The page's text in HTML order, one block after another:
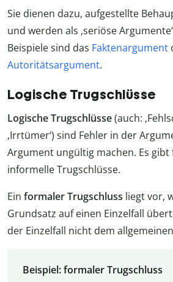
Sie dienen dazu, aufgestellte
und werden als ‚seriöse
Beispiele sind das Faktenargument
Autoritätsargument.
Logische Trugschlüsse
Logische Trugschlüsse(auch:
‚Irrtümer‘) sind Fehler in der
Argument ungültig machen. Es
informelle Trugschlüsse.
Ein formaler Trugschluss liegt vor,
Grundsatz auf einen Einzelfall
der Einzelfall nicht dem
Beispiel: formaler Trugschluss